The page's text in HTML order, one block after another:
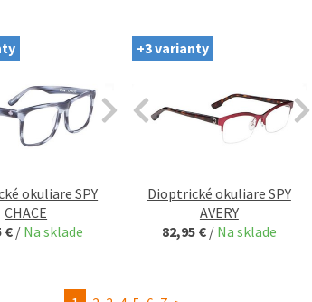
okuliare SPY
CHACE
€ / Na sklade
+3 varianty
Dioptrické okuliare SPY
AVERY
82,95 € / Na sklade